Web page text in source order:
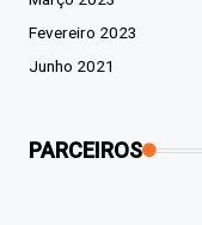
Fevereiro 2023
Junho 2021
PARCEIROS